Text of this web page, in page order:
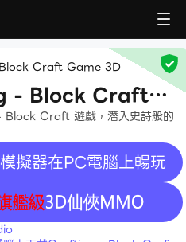
Craft Game 3D
- Block Craft
Craft 遊戲，潛入史詩般的
擬器在PC電腦上暢玩